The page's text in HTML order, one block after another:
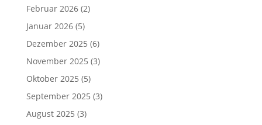
Februar 2026(2)
Januar 2026(5)
Dezember 2025 (6)
November 2025 (3)
Oktober 2025 (5)
September 2025 (3)
August 2025 (3)